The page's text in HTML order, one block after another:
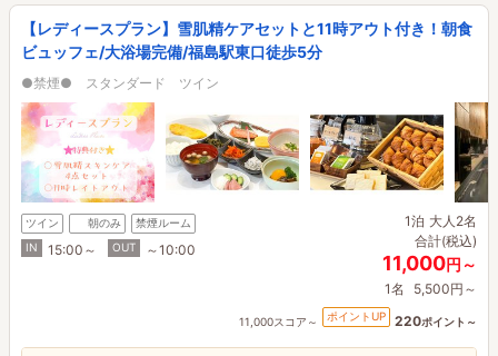
【レディースプラン】雪肌精ケアセットと11時アウト付き！朝食
ビュッフェ/大浴場完備/福島駅東口徒歩5分
●禁煙● スタンダード ツイン
ツイン 朝のみ
禁煙ルーム
IN
15:00～ OUT ～10:00
1泊 大人2名
合計(税込)
11,000円～
1名 5,500円～
11,000スコア～ ポイントUP 220ポイント～